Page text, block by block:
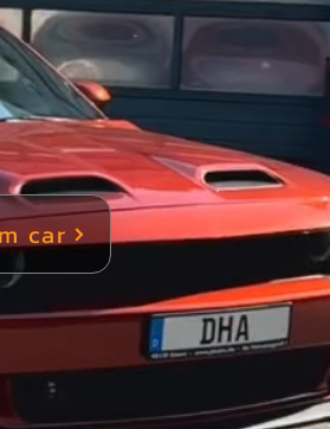
GT
GT
in essen, da sie hier echte
nur Bilder.
ohne Kompromisse
sich an Fahrer, die
für Beschleunigung,
car